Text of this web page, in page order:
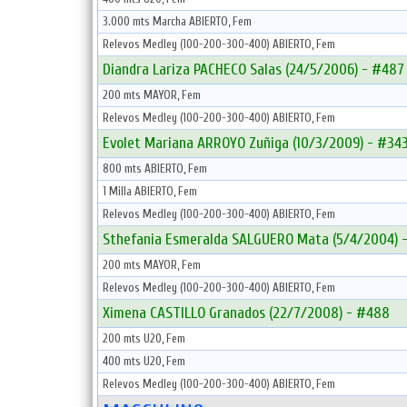
3.000 mts Marcha ABIERTO, Fem
Relevos Medley (100-200-300-400) ABIERTO, Fem
Diandra Lariza PACHECO Salas (24/5/2006) - #487
200 mts MAYOR, Fem
Relevos Medley (100-200-300-400) ABIERTO, Fem
Evolet Mariana ARROYO Zuñiga (10/3/2009) -
800 mts ABIERTO, Fem
1 Milla ABIERTO, Fem
Relevos Medley (100-200-300-400) ABIERTO, Fem
Sthefania Esmeralda SALGUERO Mata (5/4/2004)
200 mts MAYOR, Fem
Relevos Medley (100-200-300-400) ABIERTO, Fem
Ximena CASTILLO Granados (22/7/2008) - #488
200 mts U20, Fem
400 mts U20, Fem
Relevos Medley (100-200-300-400) ABIERTO, Fem